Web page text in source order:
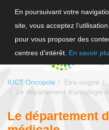
En poursuivant votre
site, vous acceptez
pour vous proposer des
centres d’intérêt. En savoir
IUCT Oncopole Etre soigné
Le département d'oncologie
Le département